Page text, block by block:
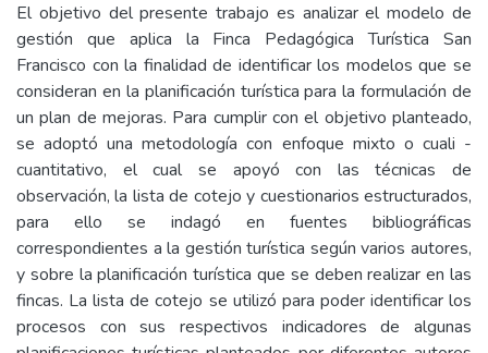
El objetivo del presente trabajo es analizar el modelo de
gestión que aplica la Finca Pedagógica Turística San
Francisco con la finalidad de identificar los modelos que se
consideran en la planificación turística para la formulación de
un plan de mejoras. Para cumplir con el objetivo planteado,
se adoptó una metodología con enfoque mixto o cuali -
cuantitativo, el cual se apoyó con las técnicas de
observación, la lista de cotejo y cuestionarios estructurados,
para ello se indagó en fuentes bibliográficas
correspondientes a la gestión turística según varios autores,
y sobre la planificación turística que se deben realizar en las
fincas. La lista de cotejo se utilizó para poder identificar los
procesos con sus respectivos indicadores de algunas